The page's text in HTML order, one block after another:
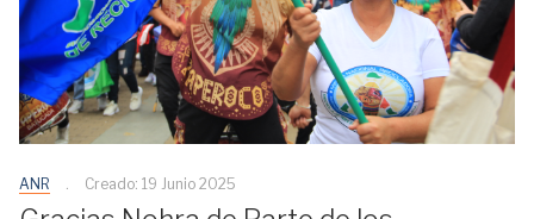
ANR Creado: 19 Junio 2025